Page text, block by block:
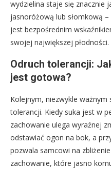
wydzielina staje się znacznie
jasnoróżową lub słomkową
jest bezpośrednim
swojej największej płodności.
Odruch tolerancji:
jest gotowa?
Kolejnym, niezwykle ważnym
tolerancji. Kiedy suka jest w
zachowanie ulega wyraźnej
odstawiać ogon na bok, a
pozwala samcowi na
zachowanie, które jasno